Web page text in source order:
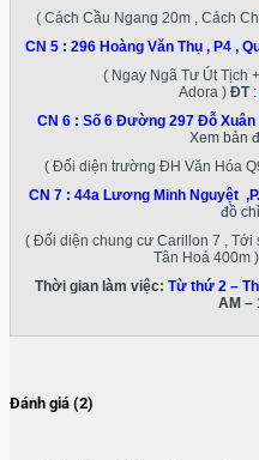
( Cách Cầu Ngang 20m , Cách
CN 5 : 296 Hoàng Văn Thụ , P4 ,
( Ngay Ngã Tư Út Tịch
Adora ) ĐT:
CN 6 : Số 6 Đường 297 Đỗ
Xem bản
( Đối diện trường ĐH Văn Hóa
CN 7 : 44a Lương Minh Nguyệt
đồ
( Đối diện chung cư Carillon 7 , Tới
Tân Hoá 400m )
Thời gian làm việc: Từ thứ 2 –
AM –
Đánh giá (2)